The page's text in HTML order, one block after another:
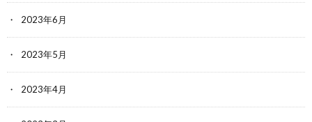
2023年6月
2023年5月
2023年4月